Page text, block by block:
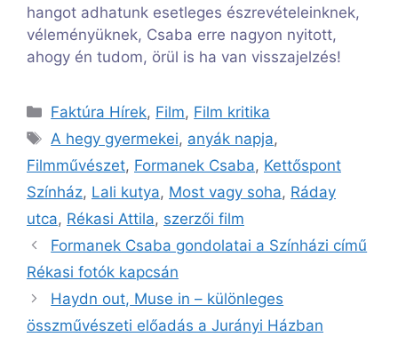
hangot adhatunk esetleges észrevételeinknek,
véleményüknek, Csaba erre nagyon nyitott,
ahogy én tudom, örül is ha van visszajelzés!
Kategória
Faktúra Hírek, Film, Film kritika
Címkék
A hegy gyermekei, anyák napja,
Filmművészet, Formanek Csaba, Kettőspont
Színház, Lali kutya, Most vagy soha, Ráday
utca, Rékasi Attila, szerzői film
Formanek Csaba gondolatai a Színházi című
Rékasi fotók kapcsán
Haydn out, Muse in – különleges
összművészeti előadás a Jurányi Házban